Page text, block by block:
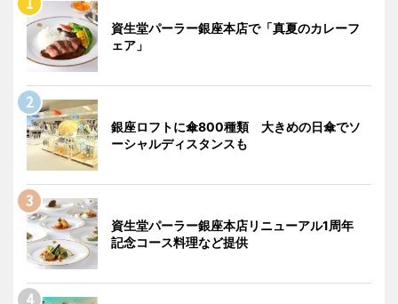
資生堂パーラー銀座本店で「真夏のカレーフ
ェア」
銀座ロフトに傘800種類 大きめの日傘でソ
ーシャルディスタンスも
資生堂パーラー銀座本店リニューアル1周年
記念コース料理など提供